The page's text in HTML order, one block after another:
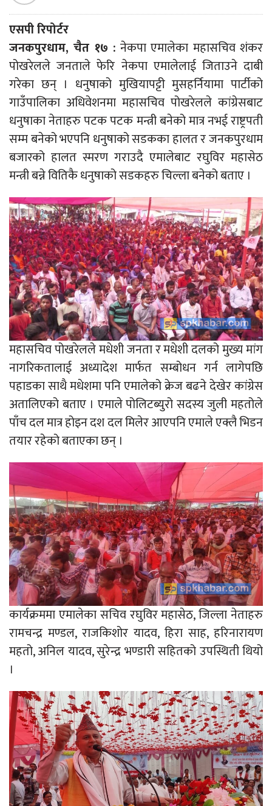
एसपी रिपोर्टर
जनकपुरधाम, चैत १७ : नेकपा एमालेका महासचिव शंकर
पोखरेलले जनताले फेरि नेकपा एमालेलाई जिताउने दाबी
गरेका छन् । धनुषाको मुखियापट्टी मुसहर्नियामा पार्टीको
गाउँपालिका अधिवेशनमा महासचिव पोखरेलले कांग्रेसबाट
धनुषाका नेताहरु पटक पटक मन्त्री बनेको मात्र नभई राष्ट्रपती
सम्म बनेको भएपनि धनुषाको सडकका हालत र जनकपुरधाम
बजारको हालत स्मरण गराउदै एमालेबाट रघुविर महासेठ
मन्त्री बन्ने वितिकै धनुषाको सडकहरु चिल्ला बनेको बताए ।
महासचिव पोखरेलले मधेशी जनता र मधेशी दलको मुख्य मांग
नागरिकतालाई अध्यादेश मार्फत सम्बोधन गर्न लागेपछि
पहाडका साथै मधेशमा पनि एमालेको क्रेज बढने देखेर कांग्रेस
अतालिएको बताए । एमाले पोलिटब्युरो सदस्य जुली महतोले
पाँच दल मात्र होइन दश दल मिलेर आएपनि एमाले एक्लै भिडन
तयार रहेको बताएका छन् ।
कार्यक्रममा एमालेका सचिव रघुविर महासेठ, जिल्ला नेताहरु
रामचन्द्र मण्डल, राजकिशोर यादव, हिरा साह, हरिनारायण
महतो, अनिल यादव, सुरेन्द्र भण्डारी सहितको उपस्थिती थियो
।